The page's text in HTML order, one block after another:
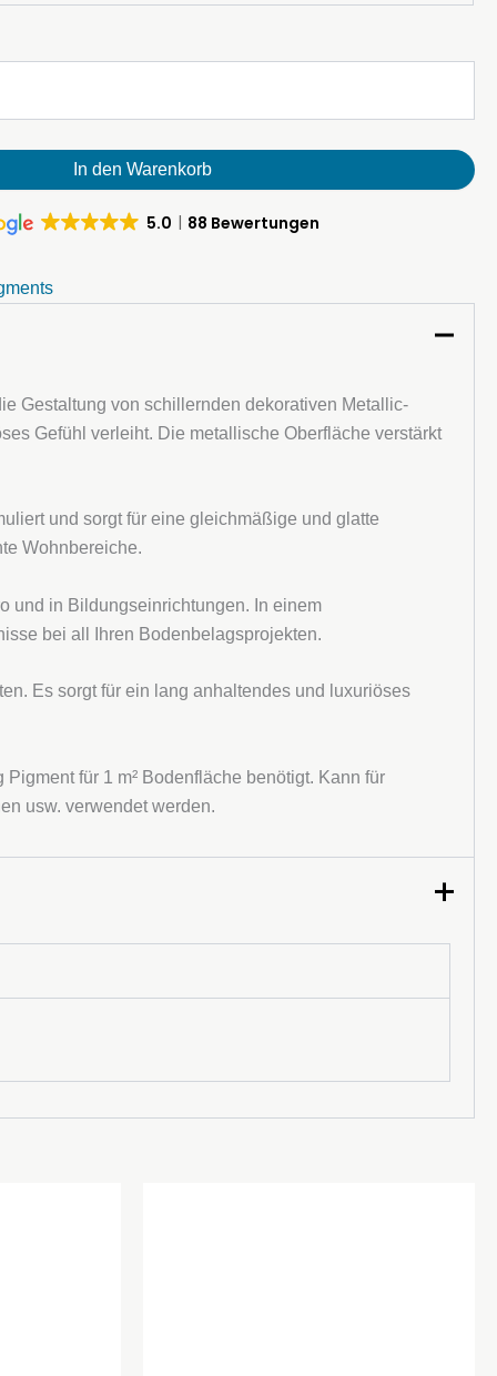
In den Warenkorb
5.0 88 Bewertungen
Gestaltung von schillernden dekorativen Metallic-
Gefühl verleiht. Die metallische Oberfläche verstärkt
und sorgt für eine gleichmäßige und glatte
Wohnbereiche.
und in Bildungseinrichtungen. In einem
bei all Ihren Bodenbelagsprojekten.
Es sorgt für ein lang anhaltendes und luxuriöses
für 1 m² Bodenfläche benötigt. Kann für
usw. verwendet werden.